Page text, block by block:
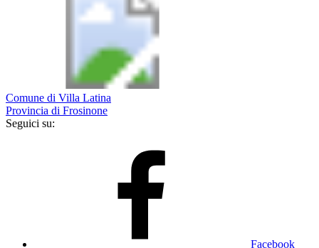
Comune di Villa Latina
Provincia di Frosinone
Seguici su:
Facebook